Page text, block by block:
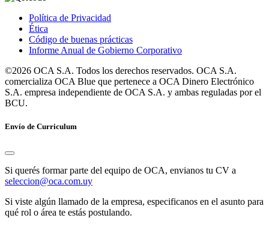
Política de Privacidad
Ética
Código de buenas prácticas
Informe Anual de Gobierno Corporativo
©2026 OCA S.A. Todos los derechos reservados. OCA S.A.
comercializa OCA Blue que pertenece a OCA Dinero Electrónico
S.A. empresa independiente de OCA S.A. y ambas reguladas por el
BCU.
Envío de Curriculum
Si querés formar parte del equipo de OCA, envianos tu CV a
seleccion@oca.com.uy
Si viste algún llamado de la empresa, especificanos en el asunto para
qué rol o área te estás postulando.